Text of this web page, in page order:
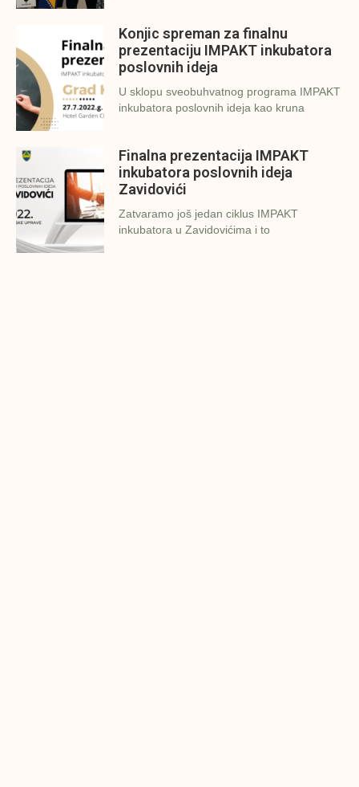
Konjic spreman za finalnu
prezentaciju IMPAKT inkubatora
poslovnih ideja
U sklopu sveobuhvatnog programa IMPAKT
inkubatora poslovnih ideja kao kruna
Finalna prezentacija IMPAKT
inkubatora poslovnih ideja
Zavidovići
Zatvaramo još jedan ciklus IMPAKT
inkubatora u Zavidovićima i to